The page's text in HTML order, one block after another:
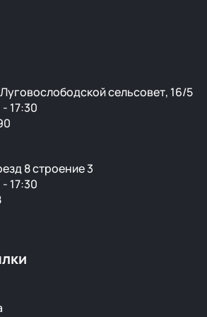
сельсовет, 16/5
17:30
8 строение 3
17:30